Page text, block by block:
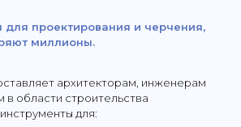
проектирования и черчения,
миллионы.
архитекторам, инженерам
в области строительства
для: